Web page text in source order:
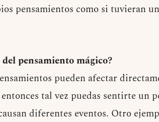
pensamientos como si tuvieran
pensamiento mágico?
pueden afectar
tal vez puedas sentirte un
diferentes eventos. Otro